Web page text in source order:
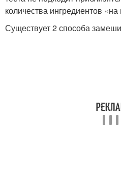
количества ингредиентов «на
Существует 2 способа